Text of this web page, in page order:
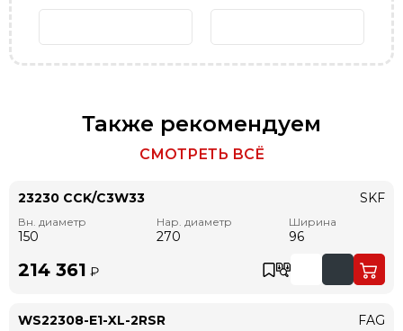
Также рекомендуем
СМОТРЕТЬ ВСЁ
23230 CCK/C3W33
Вн. диаметр
150
Нар. диаметр
270
Ширина
96
SKF
214 361 ₽
WS22308-E1-XL-2RSR FAG